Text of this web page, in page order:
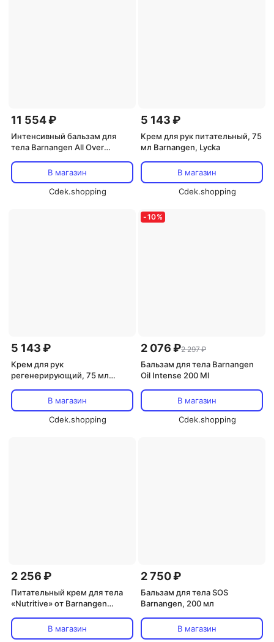
11 554 ₽
Интенсивный бальзам для
тела Barnangen All Over
BarnangenВ магазин
Cdek.shopping
5 143 ₽
Крем для рук питательный, 75
мл Barnangen, Lycka
В магазин
Cdek.shopping
5 143 ₽
Крем для рук
регенерирующий, 75 мл
В магазин
Cdek.shopping
-10%
2 076 ₽2 297 ₽
Бальзам для тела Barnangen
Oil Intense 200 Ml
В магазин
Cdek.shopping
2 256 ₽
Питательный крем для тела
«Nutritive» от Barnangen
В магазин
2 750 ₽
Бальзам для тела SOS
Barnangen, 200 мл
В магазин